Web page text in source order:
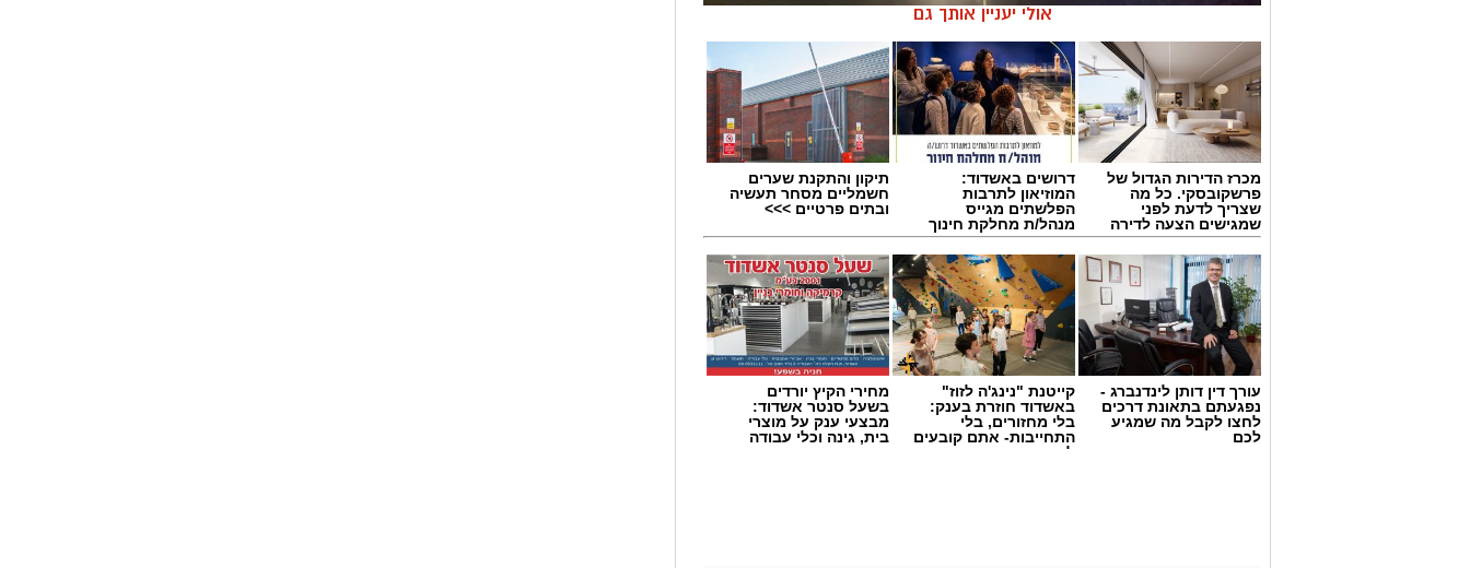
צילום: דוברות איחוד הצלה
אולי יעניין אותך גם
מכרז הדירות הגדול של
פרשקובסקי. כל מה
שצריך לדעת לפני
שמגישים הצעה לדירה
באשדוד
דרושים באשדוד:
המוזיאון לתרבות
הפלשתים מגייס
מנהל/ת מחלקת חינוך
תיקון והתקנת שערים
חשמליים מסחר תעשיה
ובתים פרטיים >>>
עורך דין דותן לינדנברג -
נפגעתם בתאונת דרכים
לחצו לקבל מה שמגיע
לכם
קייטנת "נינג'ה לזוז"
באשדוד חוזרת בענק:
בלי מחזורים, בלי
התחייבות- אתם קובעים
לכמה ואיזה ימים
מחירי הקיץ יורדים
בשעל סנטר אשדוד:
מבצעי ענק על מוצרי
בית, גינה וכלי עבודה